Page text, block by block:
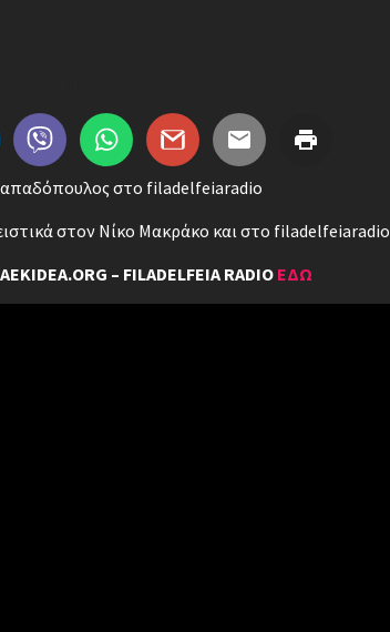
στο filadelfeiaradio
στον Νίκο Μακράκο και στο filadelfeiaradio
– FILADELFEIA RADIO ΕΔΩ